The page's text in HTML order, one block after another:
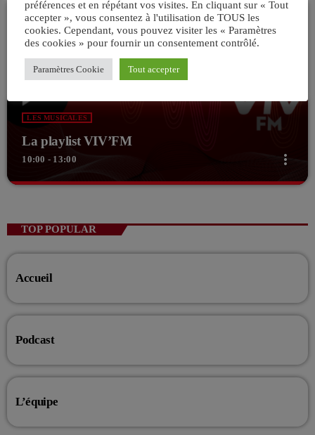
LES MUSICALES
La playlist VIV’FM
10:00 - 13:00 more_vert
TOP POPULAR
Accueil
Podcast
L’équipe
préférences et en répétant vos visites. En cliquant sur « Tout
accepter », vous consentez à l'utilisation de TOUS les
cookies. Cependant, vous pouvez visiter les « Paramètres
des cookies » pour fournir un consentement contrôlé.
Paramètres Cookie Tout accepter